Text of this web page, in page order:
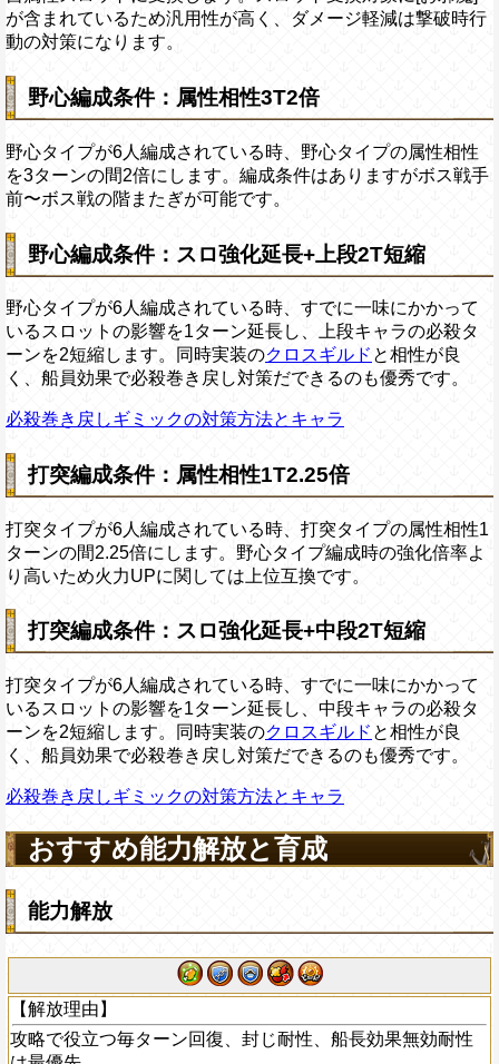
が含まれているため汎用性が高く、ダメージ軽減は撃破時行
動の対策になります。
野心編成条件：属性相性3T2倍
野心タイプが6人編成されている時、野心タイプの属性相性
を3ターンの間2倍にします。編成条件はありますがボス戦手
前〜ボス戦の階またぎが可能です。
野心編成条件：スロ強化延長+上段2T短縮
野心タイプが6人編成されている時、すでに一味にかかって
いるスロットの影響を1ターン延長し、上段キャラの必殺タ
ーンを2短縮します。同時実装のクロスギルド と相性が良
く、船員効果で必殺巻き戻し対策だできるのも優秀です。
必殺巻き戻しギミックの対策方法とキャラ
打突編成条件：属性相性1T2.25倍
打突タイプが6人編成されている時、打突タイプの属性相性1
ターンの間2.25倍にします。野心タイプ編成時の強化倍率よ
り高いため火力UPに関しては上位互換です。
打突編成条件：スロ強化延長+中段2T短縮
打突タイプが6人編成されている時、すでに一味にかかって
いるスロットの影響を1ターン延長し、中段キャラの必殺タ
ーンを2短縮します。同時実装のクロスギルド と相性が良
く、船員効果で必殺巻き戻し対策だできるのも優秀です。
必殺巻き戻しギミックの対策方法とキャラ
おすすめ能力解放と育成
能力解放
【解放理由】
攻略で役立つ毎ターン回復、封じ耐性、船長効果無効耐性